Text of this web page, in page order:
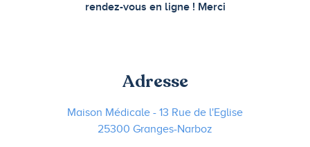
rendez-vous en ligne ! Merci
Adresse
Maison Médicale - 13 Rue de l'Eglise
25300 Granges-Narboz